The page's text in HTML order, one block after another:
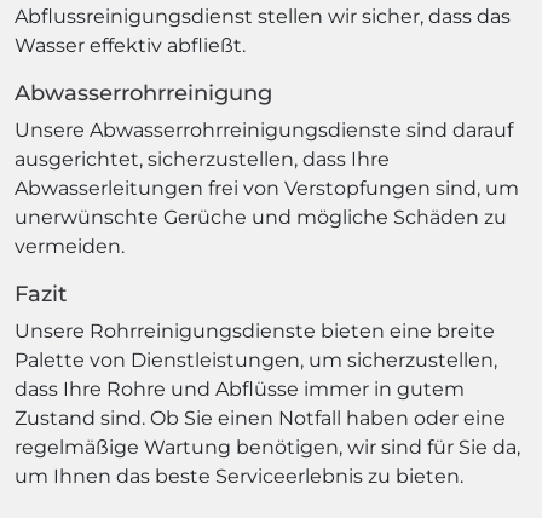
Abflussreinigungsdienst stellen wir sicher, dass das
Wasser effektiv abfließt.
Abwasserrohrreinigung
Unsere Abwasserrohrreinigungsdienste sind darauf
ausgerichtet, sicherzustellen, dass Ihre
Abwasserleitungen frei von Verstopfungen sind, um
unerwünschte Gerüche und mögliche Schäden zu
vermeiden.
Fazit
Unsere Rohrreinigungsdienste bieten eine breite
Palette von Dienstleistungen, um sicherzustellen,
dass Ihre Rohre und Abflüsse immer in gutem
Zustand sind. Ob Sie einen Notfall haben oder eine
regelmäßige Wartung benötigen, wir sind für Sie da,
um Ihnen das beste Serviceerlebnis zu bieten.